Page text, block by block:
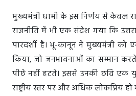
मुख्यमंत्री धामी के इस निर्णय से केवल
राजनीति में भी एक संदेश गया कि
पारदर्शी है। भू-कानून ने मुख्यमंत्री
किया, जो जनभावनाओं का सम्मान
पीछे नहीं हटते। इससे उनकी छवि
राष्ट्रीय स्तर पर और अधिक लोकप्रिय हो